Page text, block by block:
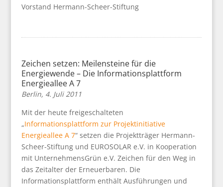
Vorstand Hermann-Scheer-Stiftung
Zeichen setzen: Meilensteine für die
Energiewende – Die Informationsplattform
Energieallee A 7
Berlin, 4. Juli 2011
Mit der heute freigeschalteten
„Informationsplattform zur Projektinitiative
Energieallee A 7“ setzen die Projektträger Hermann-
Scheer-Stiftung und EUROSOLAR e.V. in Kooperation
mit UnternehmensGrün e.V. Zeichen für den Weg in
das Zeitalter der Erneuerbaren. Die
Informationsplattform enthält Ausführungen und